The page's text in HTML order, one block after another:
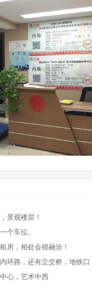
景观楼层！
个车位。
房，相处会很融洽！
环路，还有立交桥，地铁口
心，艺术中西